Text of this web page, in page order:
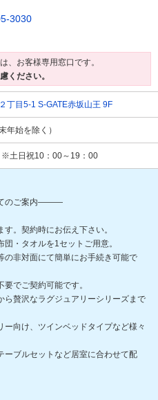
3030
、お客様専用窓口です。
ください。
丁目5-1 S-GATE赤坂山王 9F
年始を除く）
土日祝10：00～19：00
のご案内―――
。契約時にお伝え下さい。
・タオルを1セットご用意。
の非対面にて簡単にお手続き可能で
でご契約可能です。
ら贅沢なラグジュアリーシリーズまで
ー向け、ツインベッドタイプなど様々
ーブルセットなど居室に合わせて配